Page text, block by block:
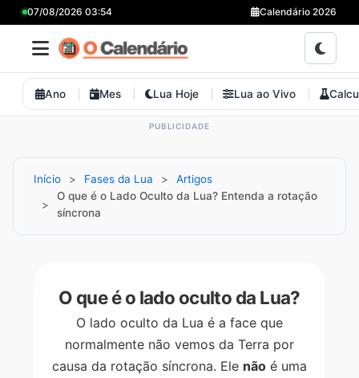
07/08/2026 03:54 Calendário 2026
Ano Mes Lua Hoje Lua ao Vivo
Início Fases da Lua
Artigos
O que é o Lado Oculto da Lua? Entenda a rotação
síncrona
O que é o lado oculto da Lua?
O lado oculto da Lua é a face que
normalmente não vemos da Terra por
causa da rotação síncrona. Ele não é uma